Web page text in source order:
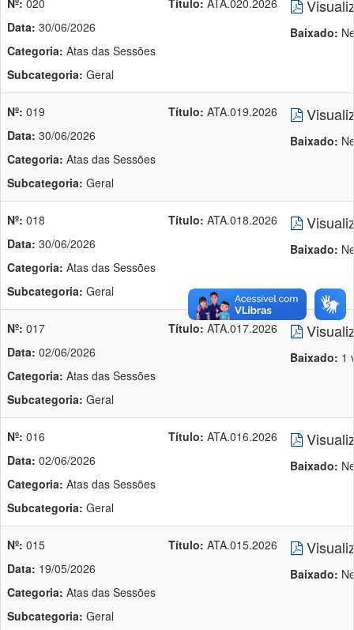
Nº: 020
Data: 30/06/2026
Categoria: Atas das Sessões
Subcategoria: Geral
Título: ATA.020.2026
Baixado:
Nº: 019
Data: 30/06/2026
Categoria: Atas das Sessões
Subcategoria: Geral
Título: ATA.019.2026
Baixado:
Nº: 018
Data: 30/06/2026
Categoria: Atas das Sessões
Subcategoria: Geral
Título: ATA.018.2026
Baixado:
Nº: 017
Data: 02/06/2026
Categoria: Atas das Sessões
Subcategoria: Geral
Título: ATA.017.2026
Baixado: 1
Nº: 016
Data: 02/06/2026
Categoria: Atas das Sessões
Subcategoria: Geral
Título: ATA.016.2026
Baixado:
Nº: 015
Data: 19/05/2026
Categoria: Atas das Sessões
Subcategoria: Geral
Título: ATA.015.2026
Baixado: